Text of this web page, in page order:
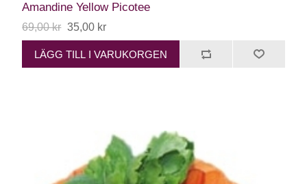
Amandine Yellow Picotee
69,00 kr 35,00 kr
LÄGG TILL I VARUKORGEN